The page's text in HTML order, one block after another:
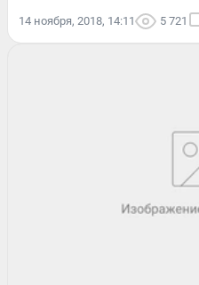
14 ноября, 2018, 14:11 5 721